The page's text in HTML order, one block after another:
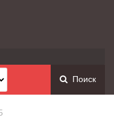
Поиск